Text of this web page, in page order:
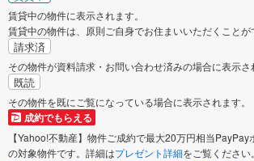
賃貸中の物件に表示されます。
賃貸中の物件は、原則ご自身でお住まいいただくことが
請求済
その物件が資料請求・お問い合わせ済みの場合に表示さ
既読
その物件を既にご覧になっている場合に表示されます。
成約でもらえる
【Yahoo!不動産】物件ご成約で最大20万円相当PayPay
の対象物件です。詳細はプレゼント詳細をご覧ください。